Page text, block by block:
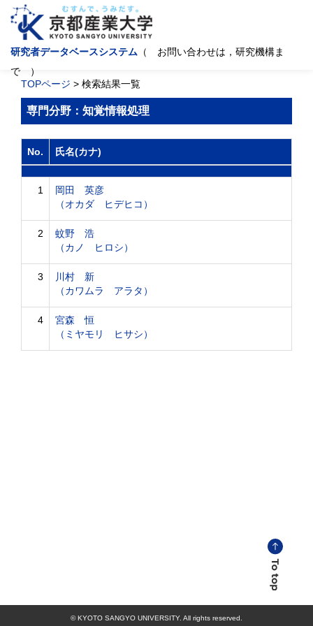
研究者データベースシステム （ お問い合わせは，研究機構ま
で ）
TOPページ > 検索結果一覧
専門分野：知覚情報処理
No. 氏名(カナ)
1
岡田 英彦
（オカダ ヒデヒコ）
2
蚊野 浩
（カノ ヒロシ）
3
川村 新
（カワムラ アラタ）
4
宮森 恒
（ミヤモリ ヒサシ）
© KYOTO SANGYO UNIVERSITY. All rights reserved.